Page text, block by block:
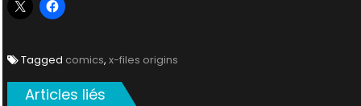
Tagged comics, x-files origins
Articles liés